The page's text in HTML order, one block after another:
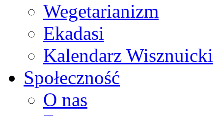
Wegetarianizm
Ekadasi
Kalendarz Wisznuicki
Społeczność
O nas